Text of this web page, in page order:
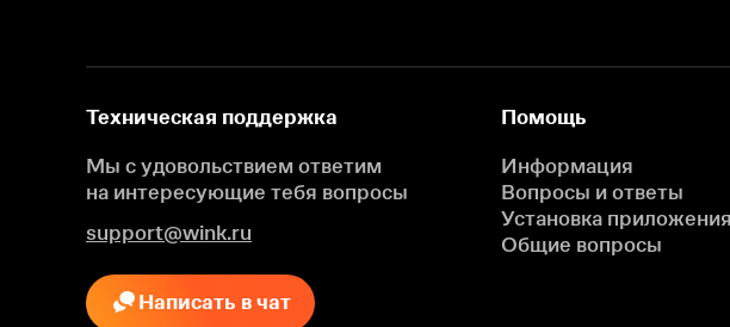
Техническая поддержка
Мы с удовольствием ответим
на интересующие тебя вопросы
support@wink.ru
Написать в чат
Помощь
Информация
Вопросы и ответы
Установка приложения
Общие вопросы